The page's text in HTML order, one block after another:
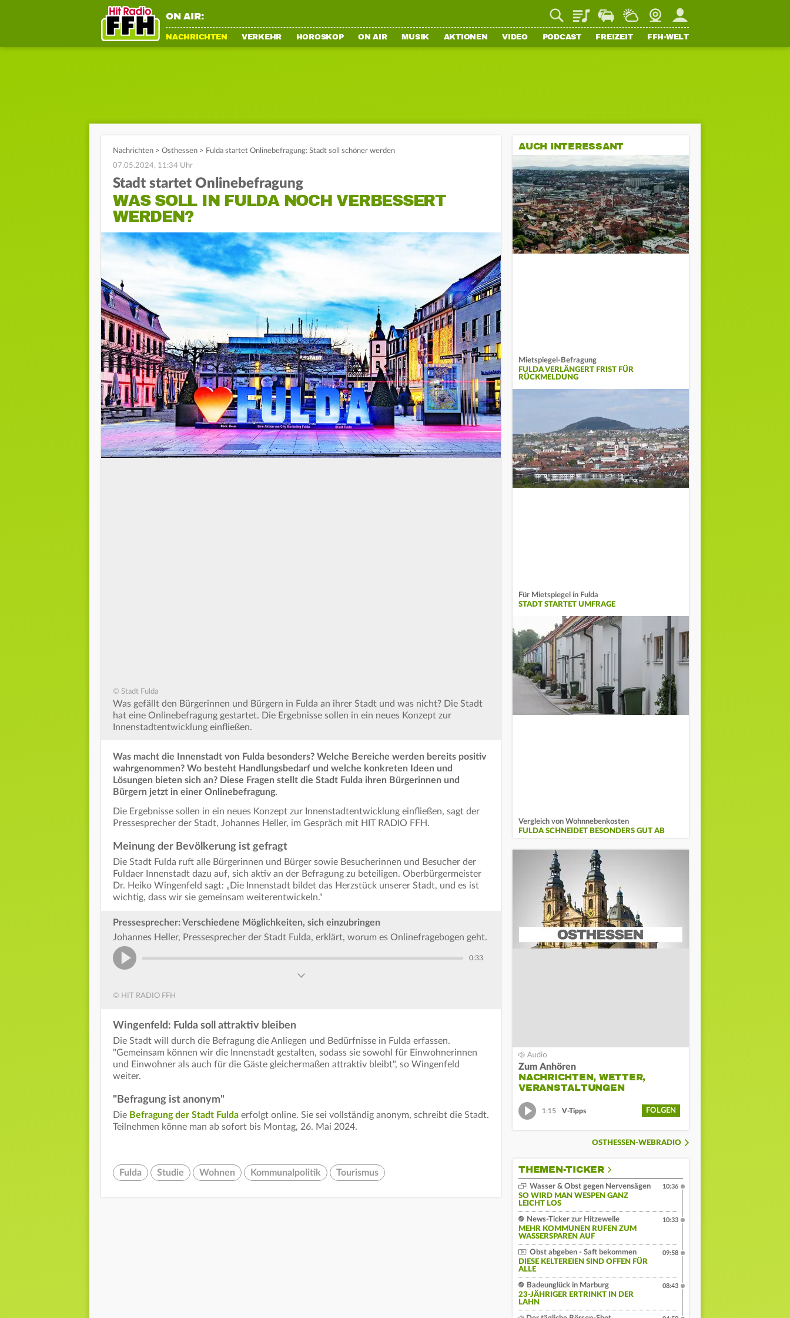
ON AIR: PlaylistStaupilotWetterWebcamMein FFH
NACHRICHTEN VERKEHR HOROSKOP ON AIR MUSIK AKTIONEN VIDEO PODCAST FREIZEIT FFH-WELT
Nachrichten > Osthessen > Fulda startet Onlinebefragung: Stadt soll schöner werden
07.05.2024, 11:34 Uhr
Stadt startet Onlinebefragung
WAS SOLL IN FULDA NOCH VERBESSERT
WERDEN?
© Stadt Fulda
Was gefällt den Bürgerinnen und Bürgern in Fulda an ihrer Stadt und was nicht? Die Stadt
hat eine Onlinebefragung gestartet. Die Ergebnisse sollen in ein neues Konzept zur
Innenstadtentwicklung einfließen.
Was macht die Innenstadt von Fulda besonders? Welche Bereiche werden bereits positiv
wahrgenommen? Wo besteht Handlungsbedarf und welche konkreten Ideen und
Lösungen bieten sich an? Diese Fragen stellt die Stadt Fulda ihren Bürgerinnen und
Bürgern jetzt in einer Onlinebefragung.
Die Ergebnisse sollen in ein neues Konzept zur Innenstadtentwicklung einfließen, sagt der
Pressesprecher der Stadt, Johannes Heller, im Gespräch mit HIT RADIO FFH.
Meinung der Bevölkerung ist gefragt
Die Stadt Fulda ruft alle Bürgerinnen und Bürger sowie Besucherinnen und Besucher der
Fuldaer Innenstadt dazu auf, sich aktiv an der Befragung zu beteiligen. Oberbürgermeister
Dr. Heiko Wingenfeld sagt: „Die Innenstadt bildet das Herzstück unserer Stadt, und es ist
wichtig, dass wir sie gemeinsam weiterentwickeln."
Pressesprecher: Verschiedene Möglichkeiten, sich einzubringen
Johannes Heller, Pressesprecher der Stadt Fulda, erklärt, worum es Onlinefragebogen geht.
0:33
© HIT RADIO FFH
Wingenfeld: Fulda soll attraktiv bleiben
Die Stadt will durch die Befragung die Anliegen und Bedürfnisse in Fulda erfassen.
"Gemeinsam können wir die Innenstadt gestalten, sodass sie sowohl für Einwohnerinnen
und Einwohner als auch für die Gäste gleichermaßen attraktiv bleibt", so Wingenfeld
weiter.
"Befragung ist anonym"
Die Befragung der Stadt Fulda erfolgt online. Sie sei vollständig anonym, schreibt die Stadt.
Teilnehmen könne man ab sofort bis Montag, 26. Mai 2024.
Fulda Studie Wohnen Kommunalpolitik Tourismus
AUCH INTERESSANT
Mietspiegel-Befragung
FULDA VERLÄNGERT FRIST FÜR
RÜCKMELDUNG
Für Mietspiegel in Fulda
STADT STARTET UMFRAGE
Vergleich von Wohnnebenkosten
FULDA SCHNEIDET BESONDERS GUT AB
Zum Anhören
NACHRICHTEN, WETTER,
VERANSTALTUNGEN
1:15 V-Tipps FOLGEN
OSTHESSEN-WEBRADIO
THEMEN-TICKER
Wasser & Obst gegen Nervensägen
SO WIRD MAN WESPEN GANZ
LEICHT LOS
10:36
News-Ticker zur Hitzewelle
MEHR KOMMUNEN RUFEN ZUM
WASSERSPAREN AUF
10:33
Obst abgeben - Saft bekommen
DIESE KELTEREIEN SIND OFFEN FÜR
ALLE
09:58
Badeunglück in Marburg
23-JÄHRIGER ERTRINKT IN DER
LAHN
08:43